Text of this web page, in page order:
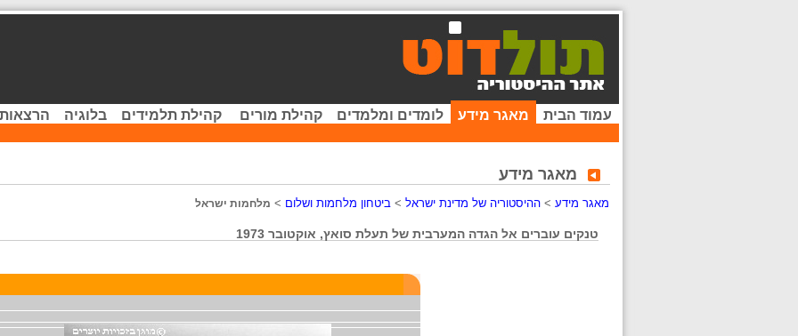
עמוד הבית מאגר מידע לומדים ומלמדים קהילת מורים קהילת תלמידים בלוגיה
מאגר מידע
מאגר מידע > ההיסטוריה של מדינת ישראל > ביטחון מלחמות ושלום > מלחמות ישראל
טנקים עוברים אל הגדה המערבית של תעלת סואץ, אוקטובר 1973